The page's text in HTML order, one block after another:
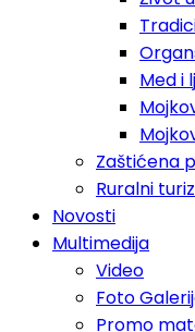
Med i
Zaštićena
Ruralni
Novosti
Multimedija
Video
Foto
Promo